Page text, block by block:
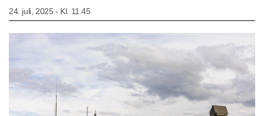
24. juli, 2025 - Kl. 11.45